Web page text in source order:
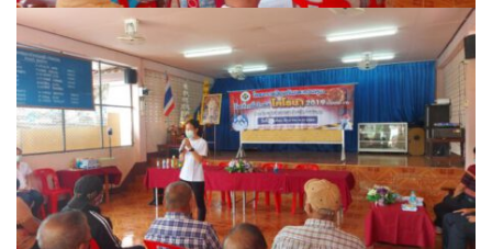
ฮอมฮักแกลเลอรี่
ฮักปัวโฮเทล
เพลินใจ โฮมสเตย์
เฮือนกว่าง
เฮือนสล่า โฮมสเตย์